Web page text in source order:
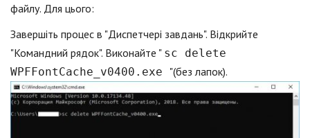
файлу. Для цього:
Завершіть процес в "Диспетчері завдань". Відкрийте
"Командний рядок". Виконайте " sc delete
WPFFontCache_v0400.exe "(без лапок).